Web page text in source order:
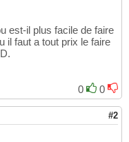
est-il plus facile de faire
il faut a tout prix le faire
0
0
#2